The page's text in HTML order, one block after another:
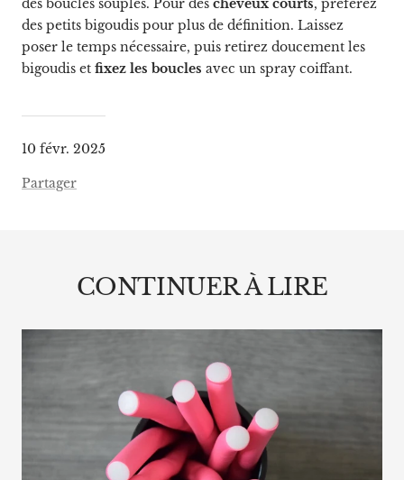
10 févr. 2025
Partager
des boucles souples. Pour des cheveux courts, préférez
des petits bigoudis pour plus de définition. Laissez
poser le temps nécessaire, puis retirez doucement les
bigoudis et fixez les boucles avec un spray coiffant.
CONTINUER À LIRE